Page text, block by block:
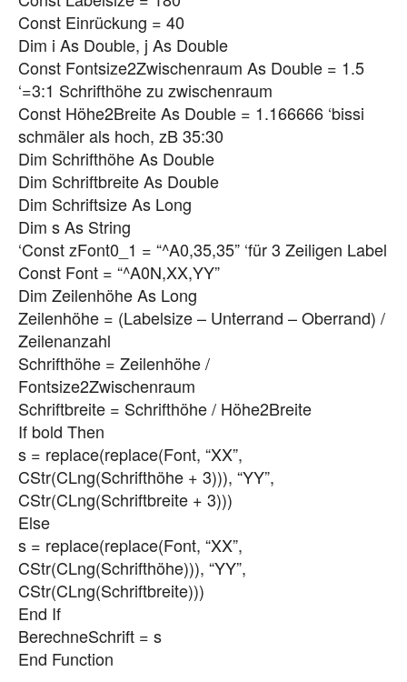
Const Einrückung = 40
Dim i As Double, j As Double
Const Fontsize2Zwischenraum As Double = 1.5
‘=3:1 Schrifthöhe zu zwischenraum
Const Höhe2Breite As Double = 1.166666 ‘bissi
schmäler als hoch, zB 35:30
Dim Schrifthöhe As Double
Dim Schriftbreite As Double
Dim Schriftsize As Long
Dim s As String
‘Const zFont0_1 = “^A0,35,35” ‘für 3 Zeiligen Label
Const Font = “^A0N,XX,YY”
Dim Zeilenhöhe As Long
Zeilenhöhe = (Labelsize – Unterrand – Oberrand) /
Zeilenanzahl
Schrifthöhe = Zeilenhöhe /
Fontsize2Zwischenraum
Schriftbreite = Schrifthöhe / Höhe2Breite
If bold Then
s = replace(replace(Font, “XX”,
CStr(CLng(Schrifthöhe + 3))), “YY”,
CStr(CLng(Schriftbreite + 3)))
Else
s = replace(replace(Font, “XX”,
CStr(CLng(Schrifthöhe))), “YY”,
CStr(CLng(Schriftbreite)))
End If
BerechneSchrift = s
End Function